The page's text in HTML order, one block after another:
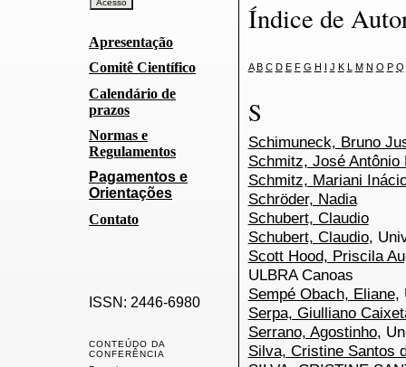
Apresentação
Comitê Científico
Calendário de
prazos
Normas e
Regulamentos
Pagamentos e
Orientações
Contato
ISSN: 2446-6980
CONTEÚDO DA
CONFERÊNCIA
Índice de
A B C D E F G H I J K L M N O P Q
S
Schimuneck, Bruno
Schmitz, José Antônio
Schmitz, Mariani
Schröder, Nadia
Schubert, Claudio
Schubert, Claudio,
Scott Hood, Priscila
ULBRA Canoas
Sempé Obach, Eliane,
Serpa, Giulliano
Serrano, Agostinho,
Silva, Cristine Santos